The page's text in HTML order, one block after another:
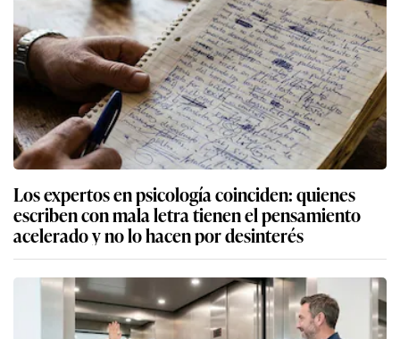
Los expertos en psicología coinciden: quienes
escriben con mala letra tienen el pensamiento
acelerado y no lo hacen por desinterés